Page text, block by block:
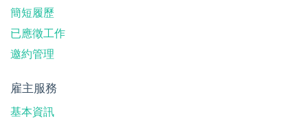
簡短履歷
已應徵工作
邀約管理
雇主服務
基本資訊